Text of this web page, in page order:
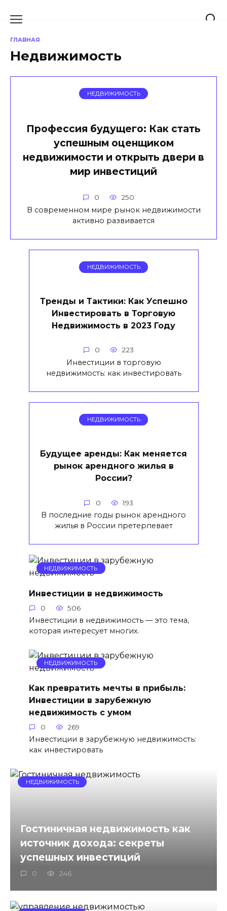
ГЛАВНАЯ
Недвижимость
НЕДВИЖИМОСТЬ
Профессия будущего: Как стать
успешным оценщиком
недвижимости и открыть двери в
мир инвестиций
0 250
В современном мире рынок недвижимости
активно развивается
НЕДВИЖИМОСТЬ
Тренды и Тактики: Как Успешно
Инвестировать в Торговую
Недвижимость в 2023 Году
0 223
Инвестиции в торговую
недвижимость: как инвестировать
НЕДВИЖИМОСТЬ
Будущее аренды: Как меняется
рынок арендного жилья в
России?
0 193
В последние годы рынок арендного
жилья в России претерпевает
НЕДВИЖИМОСТЬ
Инвестиции в недвижимость
0 506
Инвестиции в недвижимость — это тема,
которая интересует многих.
НЕДВИЖИМОСТЬ
Как превратить мечты в прибыль:
Инвестиции в зарубежную
недвижимость с умом
0 269
Инвестиции в зарубежную недвижимость:
как инвестировать
НЕДВИЖИМОСТЬ
Гостиничная недвижимость как
источник дохода: секреты
успешных инвестиций
0 246